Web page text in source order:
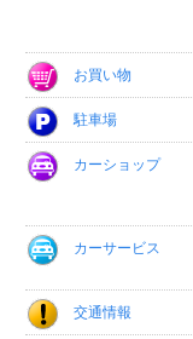
お買い物
駐車場
カーショップ
カーサービス
交通情報